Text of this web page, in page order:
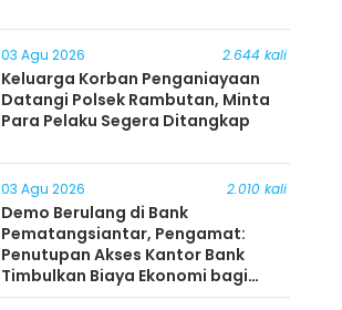
03 Agu 2026 2.644 kali
Keluarga Korban Penganiayaan
Datangi Polsek Rambutan, Minta
Para Pelaku Segera Ditangkap
03 Agu 2026 2.010 kali
Demo Berulang di Bank
Pematangsiantar, Pengamat:
Penutupan Akses Kantor Bank
Timbulkan Biaya Ekonomi bagi
Masyarakat